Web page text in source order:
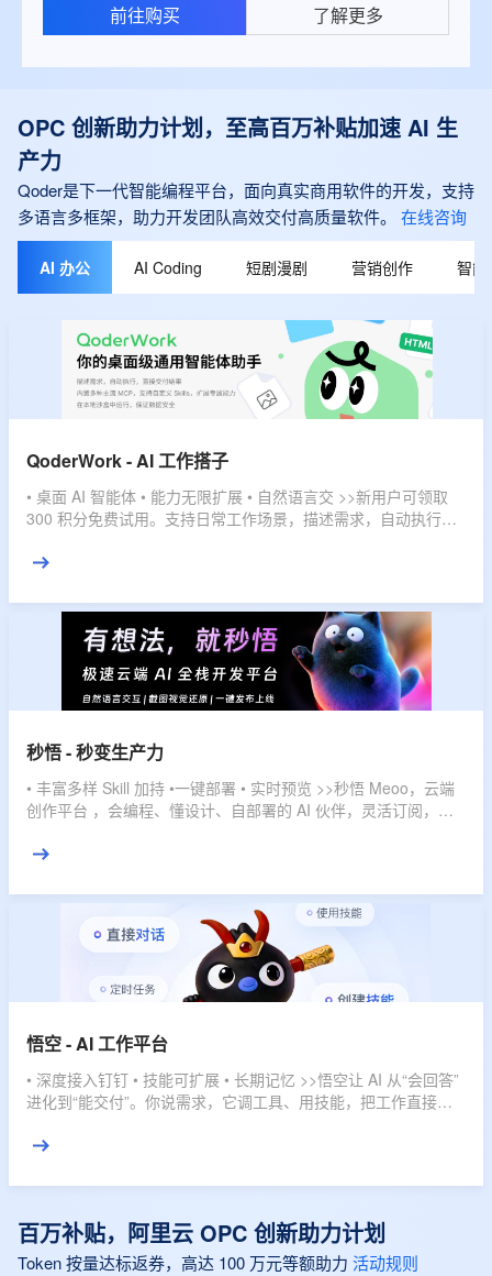
前往购买 了解更多
OPC 创新助力计划，至高百万补贴加速 AI 生
产力
Qoder是下一代智能编程平台，面向真实商用软件的开发，支持
多语言多框架，助力开发团队高效交付高质量软件。
在线咨询
AI 办公 AI Coding 短剧漫剧 营销创作 智能
QoderWork - AI 工作搭子
• 桌面 AI 智能体 • 能力无限扩展 • 自然语言交 >>新用户可领取
300 积分免费试用。支持日常工作场景，描述需求，自动执行，
秒悟 - 秒变生产力
• 丰富多样 Skill 加持 •一键部署 • 实时预览 >>秒悟 Meoo，云端
创作平台 ，会编程、懂设计、自部署的 AI 伙伴，灵活订阅，多
悟空 - AI 工作平台
• 深度接入钉钉 • 技能可扩展 • 长期记忆 >>悟空让 AI 从“会回答”
进化到“能交付”。你说需求，它调工具、用技能，把工作直接推
百万补贴，阿里云 OPC 创新助力计划
Token 按量达标返券，高达 100 万元等额助力 活动规则